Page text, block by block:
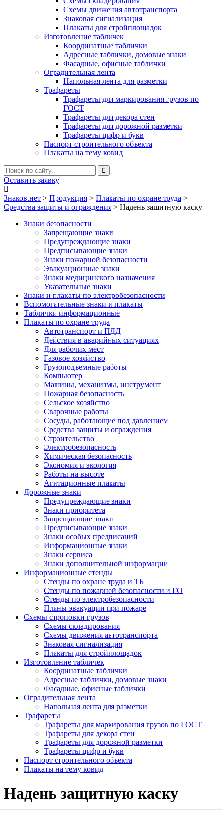
Схемы движения автотранспорта
Знаковая сигнализация
Плакаты для стройплощадок
Изготовление табличек
Координатные таблички
Адресные таблички, домовые знаки
Фасадные, офисные таблички
Оградительная лента
Напольная лента для разметки
Трафареты
Трафареты для маркирования грузов по
ГОСТ
Трафареты для декора стен
Трафареты для дорожной разметки
Трафареты цифр и букв
Паспорт строительного объекта
Плакаты на тему ковид
Оставить заявку
Знаков.нет > Продукция > Плакаты по охране труда >
Средства защиты и ограждения > Надень защитную каску
Знаки безопасности
Запрещающие знаки
Предупреждающие знаки
Предписывающие знаки
Знаки пожарной безопасности
Эвакуационные знаки
Знаки медицинского назначения
Указательные знаки
Знаки и плакаты по электробезопасности
Вспомогательные знаки и плакаты
Таблички информационные
Плакаты по охране труда
Автотранспорт и ПДД
Действия в аварийных ситуациях
Для рабочих мест
Газовое хозяйство
Грузоподъемные работы
Компьютер
Машины, механизмы, инструмент
Пожарная безопасность
Сельское хозяйство
Сварочные работы
Сосуды, работающие под давлением
Средства защиты и ограждения
Строительство
Электробезопасность
Химическая безопасность
Экономия и экология
Работы на высоте
Агитационные плакаты
Дорожные знаки
Предупреждающие знаки
Знаки приоритета
Запрещающие знаки
Предписывающие знаки
Знаки особых предписаний
Информационные знаки
Знаки сервиса
Знаки дополнительной информации
Информационные стенды
Стенды по охране труда и ТБ
Стенды по пожарной безопасности и ГО
Стенды по электробезопасности
Планы эвакуации при пожаре
Схемы строповки грузов
Схемы складирования
Схемы движения автотранспорта
Знаковая сигнализация
Плакаты для стройплощадок
Изготовление табличек
Координатные таблички
Адресные таблички, домовые знаки
Фасадные, офисные таблички
Оградительная лента
Напольная лента для разметки
Трафареты
Трафареты для маркирования грузов по ГОСТ
Трафареты для декора стен
Трафареты для дорожной разметки
Трафареты цифр и букв
Паспорт строительного объекта
Плакаты на тему ковид
Надень защитную каску